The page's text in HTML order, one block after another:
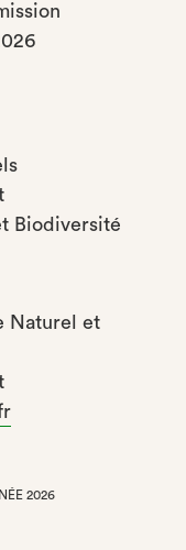
Biodiversité
Naturel et
2026